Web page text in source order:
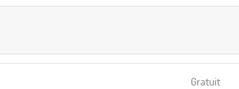
Gratuit